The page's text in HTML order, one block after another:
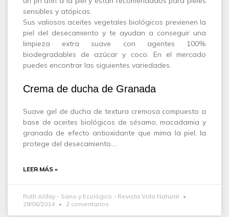
sensibles y atópicas.
Sus valiosos aceites vegetales biológicos previenen la
piel del desecamiento y te ayudan a conseguir una
limpieza extra suave con agentes 100%
biodegradables de azúcar y coco. En el mercado
puedes encontrar las siguientes variedades.
Crema de ducha de Granada
Suave gel de ducha de textura cremosa compuesto a
base de aceites biológicos de sésamo, macadamia y
granada de efecto antioxidante que mima la piel, la
protege del desecamiento.…
LEER MÁS »
Ruth Alday - Sano y Ecológico - Revista Vida Natural
28/06/2014
2 comentarios